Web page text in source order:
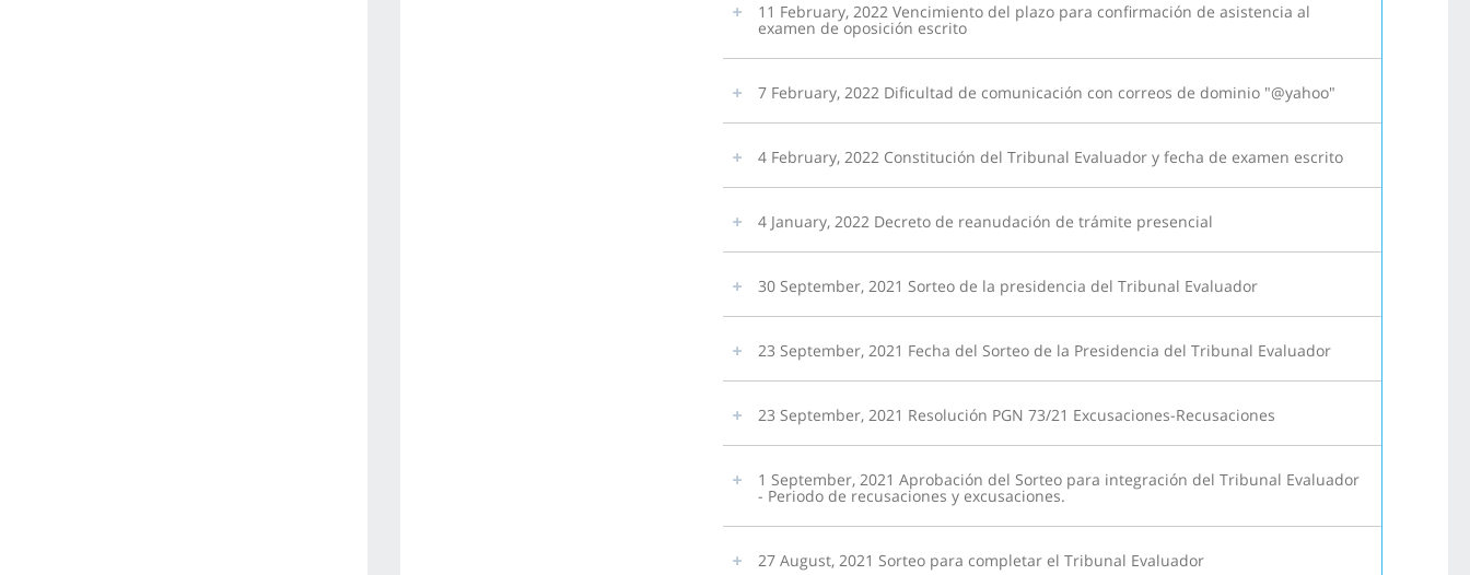
11 February, 2022 Vencimiento del plazo para confirmación de asistencia al
examen de oposición escrito
7 February, 2022 Dificultad de comunicación con correos de dominio "@yahoo"
4 February, 2022 Constitución del Tribunal Evaluador y fecha de examen escrito
4 January, 2022 Decreto de reanudación de trámite presencial
30 September, 2021 Sorteo de la presidencia del Tribunal Evaluador
23 September, 2021 Fecha del Sorteo de la Presidencia del Tribunal Evaluador
23 September, 2021 Resolución PGN 73/21 Excusaciones-Recusaciones
1 September, 2021 Aprobación del Sorteo para integración del Tribunal Evaluador
- Periodo de recusaciones y excusaciones.
27 August, 2021 Sorteo para completar el Tribunal Evaluador